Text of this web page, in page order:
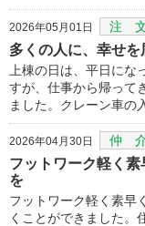
2026年05月01日 注
多くの人に、幸せ
上棟の日は、平日に
すが、仕事から帰って
ました。クレーン車の
2026年04月30日 仲
フットワーク軽く
を
フットワーク軽く素早
くことができました。